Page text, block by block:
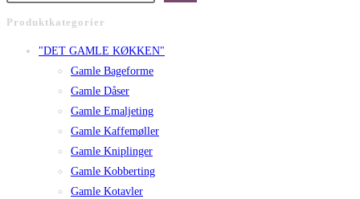
Produktkategorier
"DET GAMLE KØKKEN"
Gamle Bageforme
Gamle Dåser
Gamle Emaljeting
Gamle Kaffemøller
Gamle Kniplinger
Gamle Kobberting
Gamle Kotavler